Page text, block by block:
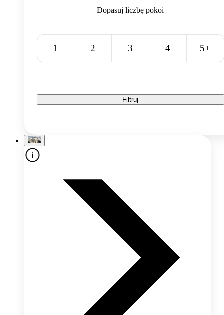
Dopasuj liczbę pokoi
1 2 3 4 5+
Filtruj